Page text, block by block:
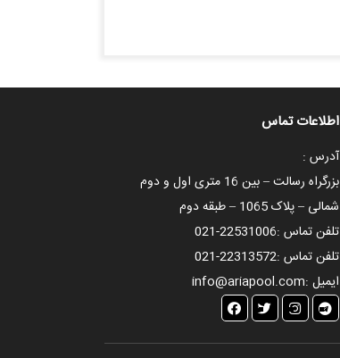
اطلاعات تماس
آدرس :
بزرگراه رسالت – بین 16 متری اول و دوم
شمالی – پلاک 1065 – طبقه دوم
تلفن تماس :021-22531006
تلفن تماس :021-22313572
ایمیل :info@ariapool.com